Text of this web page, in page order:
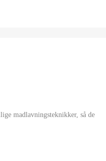
madlavningsteknikker, så de